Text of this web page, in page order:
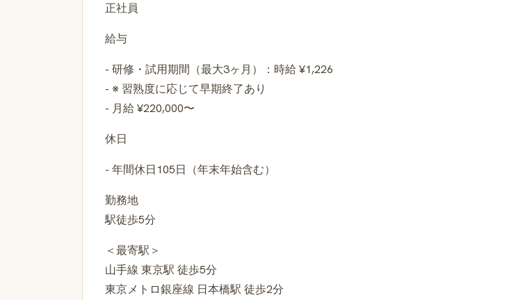
正社員
給与
- 研修・試用期間（最大3ヶ月）：時給 ¥1,226
- ※ 習熟度に応じて早期終了あり
- 月給 ¥220,000〜
休日
- 年間休日105日（年末年始含む）
勤務地
駅徒歩5分
＜最寄駅＞
山手線 東京駅 徒歩5分
東京メトロ銀座線 日本橋駅 徒歩2分